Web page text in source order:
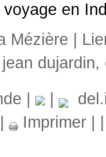
voyage en
Mézière |
jean dujardin,
Imprimer